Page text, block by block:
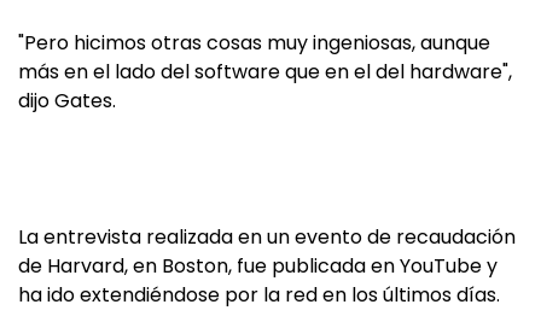
"Pero hicimos otras cosas muy ingeniosas, aunque
más en el lado del software que en el del hardware",
dijo Gates.
La entrevista realizada en un evento de recaudación
de Harvard, en Boston, fue publicada en YouTube y
ha ido extendiéndose por la red en los últimos días.